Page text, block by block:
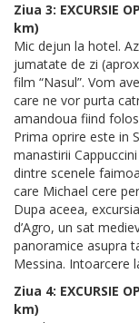
Ziua 3: EXCURSIE
km)
Mic dejun la hotel.
jumatate de zi
film “Nasul”. Vom
care ne vor purta
amandoua fiind
Prima oprire este in
manastirii
dintre scenele
care Michael cere
Dupa aceea,
d’Agro, un sat
panoramice asupra
Messina. Intoarcere
Ziua 4: EXCURSIE
km)